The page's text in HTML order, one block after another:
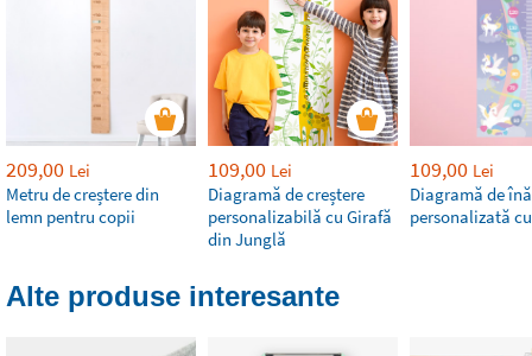
209,00 Lei
Metru de creștere din
lemn pentru copii
109,00 Lei
Diagramă de creștere
personalizabilă cu Girafă
din Junglă
109,00 Lei
Diagramă de
personalizată
Alte produse interesante